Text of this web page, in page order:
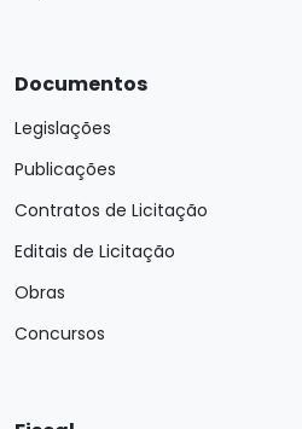
Documentos
Legislações
Publicações
Contratos de Licitação
Editais de Licitação
Obras
Concursos